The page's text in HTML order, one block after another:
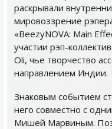
раскрывали
мировоззрение
«BeezyNOVA: Main
участии рэп-
Oli, чье творчество
направлением Индии.
Знаковым событием
него совместно с
Мишей Марвиным.